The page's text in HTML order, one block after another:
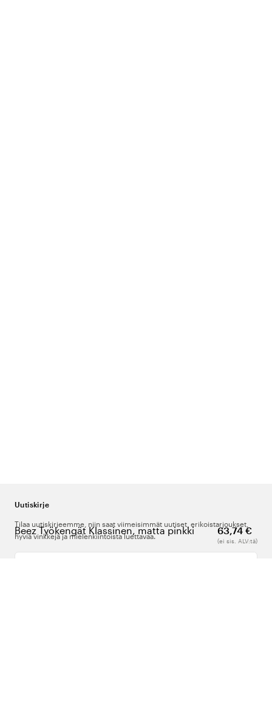
Beez Työkengät Klassinen, matta pinkki 63,74 €
(ei sis. ALV:tä)
Uutiskirje
Tilaa uutiskirjeemme, niin saat viimeisimmät uutiset, erikoistarjoukset,
hyviä vinkkejä ja mielenkiintoista luettavaa.
Kirjoita sähköpostiosoitteesi